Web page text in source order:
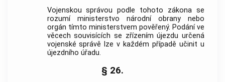
Vojenskou správou podle tohoto zákona se
rozumí ministerstvo národní obrany nebo
orgán tímto ministerstvem pověřený. Podání ve
věcech souvisících se zřízením újezdu určená
vojenské správě lze v každém případě učinit u
újezdního úřadu.
§ 26.